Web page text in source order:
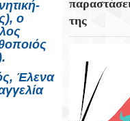
ο
Έλενα
Η
Σουηδίας
Εορτή Της
Στο Χωριό
της